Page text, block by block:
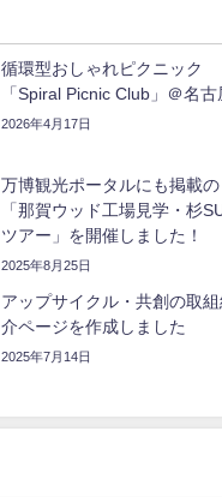
循環型おしゃれピクニック
「Spiral Picnic Club」＠名古
2026年4月17日
万博観光ポータルにも掲載の
「那賀ウッド工場見学・杉
ツアー」を開催しました！
2025年8月25日
アップサイクル・共創の取組
介ページを作成しました
2025年7月14日